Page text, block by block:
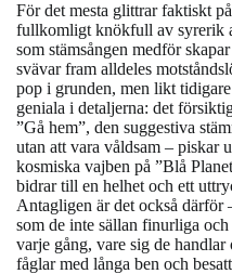
För det mesta glittrar faktiskt på
fullkomligt knökfull av syrerik
som stämsången medför
svävar fram alldeles
pop i grunden, men likt
geniala i detaljerna: det
”Gå hem”, den suggestiva
utan att vara våldsam – piskar
kosmiska vajben på ”Blå
bidrar till en helhet och ett
Antagligen är det också därför
som de inte sällan finurliga
varje gång, vare sig de
fåglar med långa ben och